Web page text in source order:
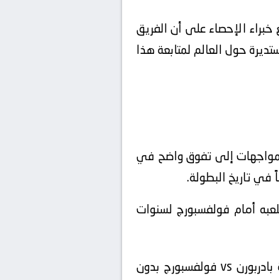
الإحصاء على أن الفريق
المستديرة حول العالم لمتابعة هذا
المواجهات إلى تفوق واضح في
في تاريخ البطولة.
أمام فولفسبورج لسنوات
🔴 مشاهدة مباشرة لمباراة بادربورن و فولفسبورج مع تغطية كاملة لكواليس اللقاء. أفضل رابط لمشاهدة مباراة بادربورن vs فولفسبورج بدون